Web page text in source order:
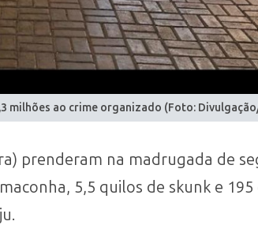
milhões ao crime organizado (Foto:
prenderam na madrugada de
5,5 quilos de skunk e 195